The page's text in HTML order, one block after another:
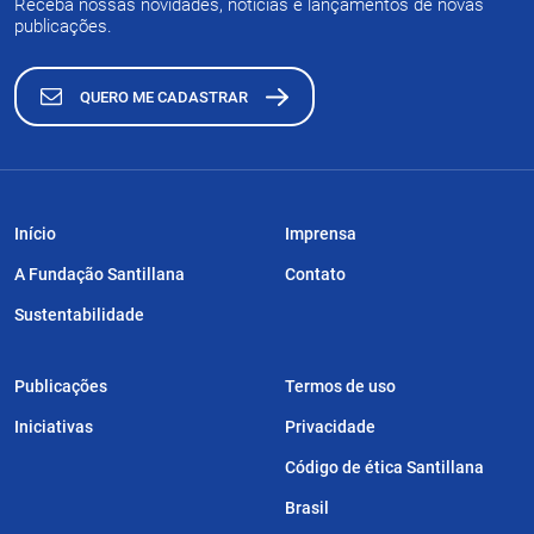
Receba nossas novidades, notícias e lançamentos de novas
publicações.
QUERO ME CADASTRAR
Início
A Fundação Santillana
Sustentabilidade
Publicações
Iniciativas
Imprensa
Contato
Termos de uso
Privacidade
Código de ética Santillana
Brasil